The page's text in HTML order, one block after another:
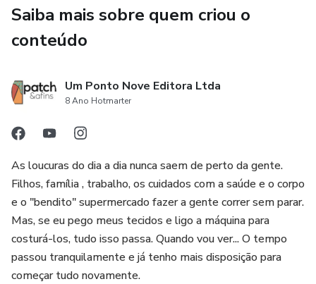
Saiba mais sobre quem criou o
conteúdo
Um Ponto Nove Editora Ltda
8 Ano Hotmarter
As loucuras do dia a dia nunca saem de perto da gente.
Filhos, família , trabalho, os cuidados com a saúde e o corpo
e o "bendito" supermercado fazer a gente correr sem parar.
Mas, se eu pego meus tecidos e ligo a máquina para
costurá-los, tudo isso passa. Quando vou ver... O tempo
passou tranquilamente e já tenho mais disposição para
começar tudo novamente.